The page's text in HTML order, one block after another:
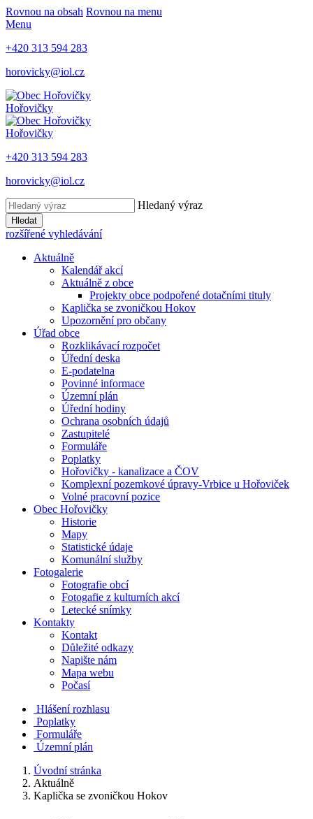
Rovnou na obsah Rovnou na menu
Menu
+420 313 594 283
horovicky@iol.cz
Hořovičky
Hořovičky
+420 313 594 283
horovicky@iol.cz
Hledaný výraz
Hledat
rozšířené vyhledávání
Aktuálně
Kalendář akcí
Aktuálně z obce
Projekty obce podpořené dotačními tituly
Kaplička se zvoničkou Hokov
Upozornění pro občany
Úřad obce
Rozklikávací rozpočet
Úřední deska
E-podatelna
Povinné informace
Územní plán
Úřední hodiny
Ochrana osobních údajů
Zastupitelé
Formuláře
Poplatky
Hořovičky - kanalizace a ČOV
Komplexní pozemkové úpravy-Vrbice u Hořoviček
Volné pracovní pozice
Obec Hořovičky
Historie
Mapy
Statistické údaje
Komunální služby
Fotogalerie
Fotografie obcí
Fotogafie z kulturních akcí
Letecké snímky
Kontakty
Kontakt
Důležité odkazy
Napište nám
Mapa webu
Počasí
Hlášení rozhlasu
Poplatky
Formuláře
Územní plán
Úvodní stránka
Aktuálně
Kaplička se zvoničkou Hokov